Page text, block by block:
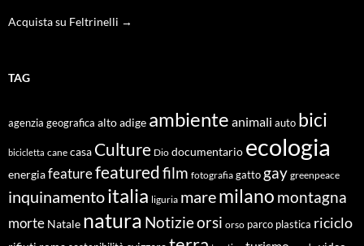
Acquista su Feltrinelli →
TAG
agenzia geografica alto adige ambiente animali auto bici
bicicletta cane casa Culture Dio documentario ecologia
energiafeaturefeaturedfilm fotografia gatto gay greenpeace
inquinamentoitalia liguria maremilano montagna
morte Natale natura Notizieorsi orso parco plastica riciclo